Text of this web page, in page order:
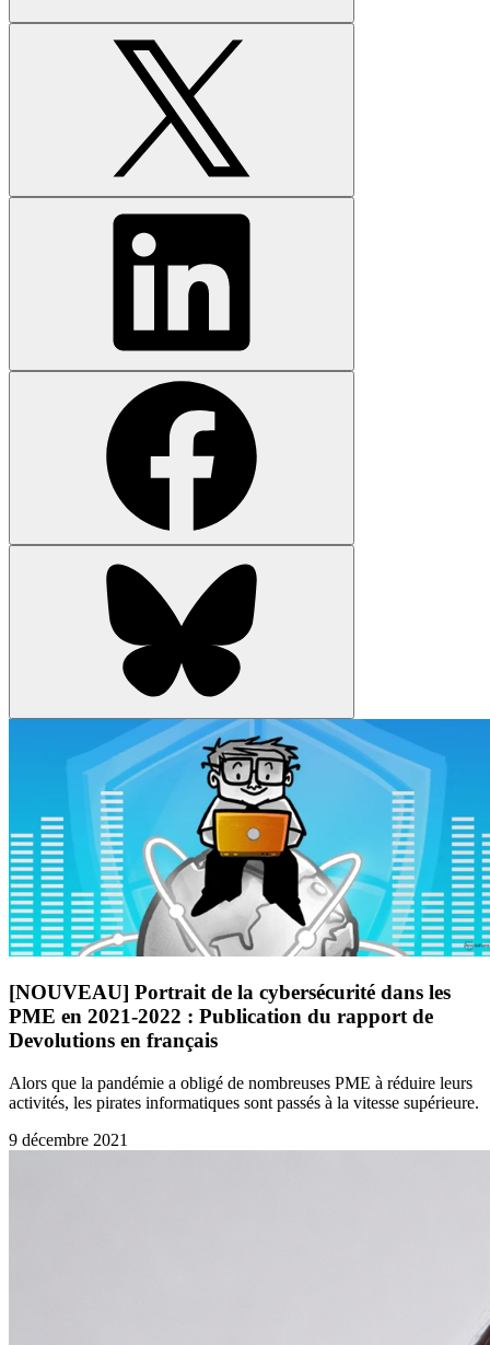
[NOUVEAU] Portrait de la cybersécurité dans les
PME en 2021-2022 : Publication du rapport de
Devolutions en français
Alors que la pandémie a obligé de nombreuses PME à réduire leurs
activités, les pirates informatiques sont passés à la vitesse supérieure.
9 décembre 2021